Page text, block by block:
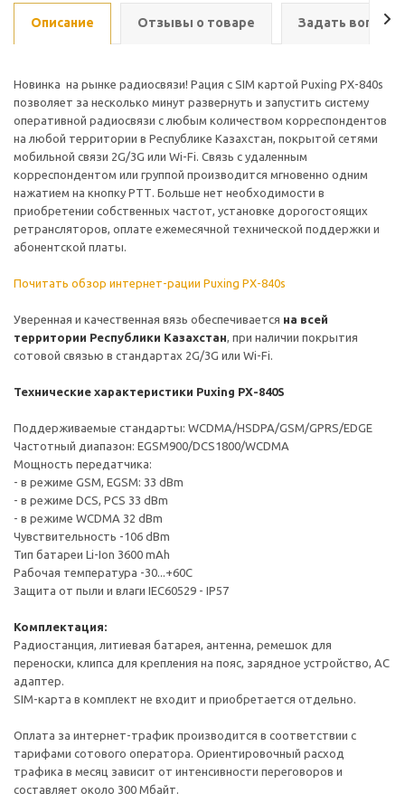
Описание Отзывы о товаре Задать вопрос
Новинка на рынке радиосвязи! Рация с SIM картой Puxing PX-840s
позволяет за несколько минут развернуть и запустить систему
оперативной радиосвязи с любым количеством корреспондентов
на любой территории в Республике Казахстан, покрытой сетями
мобильной связи 2G/3G или Wi-Fi. Связь с удаленным
корреспондентом или группой производится мгновенно одним
нажатием на кнопку РТТ. Больше нет необходимости в
приобретении собственных частот, установке дорогостоящих
ретрансляторов, оплате ежемесячной технической поддержки и
абонентской платы.
Почитать обзор интернет-рации Puxing PX-840s
Уверенная и качественная вязь обеспечивается на всей
территории Республики Казахстан, при наличии покрытия
сотовой связью в стандартах 2G/3G или Wi-Fi.
Технические характеристики Puxing PX-840S
Поддерживаемые стандарты: WCDMA/HSDPA/GSM/GPRS/EDGE
Частотный диапазон: EGSM900/DCS1800/WCDMA
Мощность передатчика:
- в режиме GSM, EGSM: 33 dBm
- в режиме DCS, PCS 33 dBm
- в режиме WCDMA 32 dBm
Чувствительность -106 dBm
Тип батареи Li-Ion 3600 mAh
Рабочая температура -30...+60С
Защита от пыли и влаги IEC60529 - IP57
Комплектация:
Радиостанция, литиевая батарея, антенна, ремешок для
переноски, клипса для крепления на пояс, зарядное устройство, АС
адаптер.
SIM-карта в комплект не входит и приобретается отдельно.
Оплата за интернет-трафик производится в соответствии с
тарифами сотового оператора. Ориентировочный расход
трафика в месяц зависит от интенсивности переговоров и
составляет около 300 Мбайт.